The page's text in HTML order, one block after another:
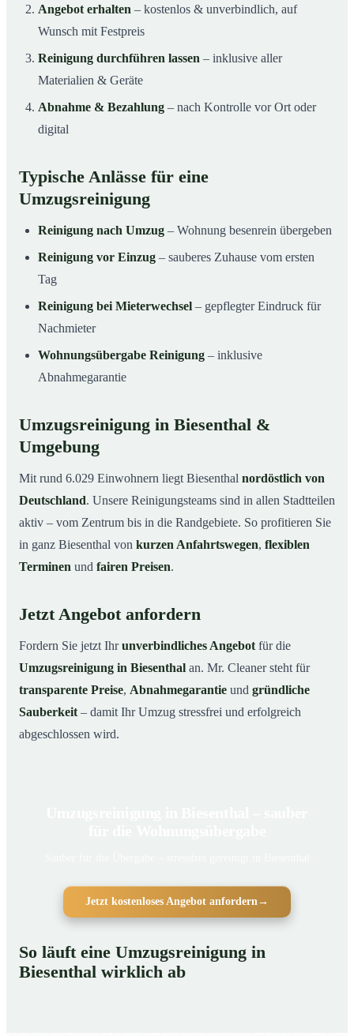
Angebot erhalten – kostenlos & unverbindlich, auf
Wunsch mit Festpreis
Reinigung durchführen lassen – inklusive aller
Materialien & Geräte
Abnahme & Bezahlung – nach Kontrolle vor Ort oder
digital
Typische Anlässe für eine
Umzugsreinigung
Reinigung nach Umzug – Wohnung besenrein übergeben
Reinigung vor Einzug – sauberes Zuhause vom ersten
Tag
Reinigung bei Mieterwechsel – gepflegter Eindruck für
Nachmieter
Wohnungsübergabe Reinigung – inklusive
Abnahmegarantie
Umzugsreinigung in Biesenthal &
Umgebung
Mit rund 6.029 Einwohnern liegt Biesenthal nordöstlich von
Deutschland. Unsere Reinigungsteams sind in allen Stadtteilen
aktiv – vom Zentrum bis in die Randgebiete. So profitieren Sie
in ganz Biesenthal von kurzen Anfahrtswegen, flexiblen
Terminen und fairen Preisen.
Jetzt Angebot anfordern
Fordern Sie jetzt Ihrunverbindliches Angebot für die
Umzugsreinigung in Biesenthal an. Mr. Cleaner steht für
transparente Preise, Abnahmegarantie und gründliche
Sauberkeit – damit Ihr Umzug stressfrei und erfolgreich
abgeschlossen wird.
Jetzt kostenloses Angebot anfordern→
So läuft eine Umzugsreinigung in
Biesenthal wirklich ab